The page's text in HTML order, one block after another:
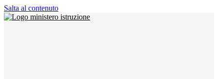
Salta al contenuto